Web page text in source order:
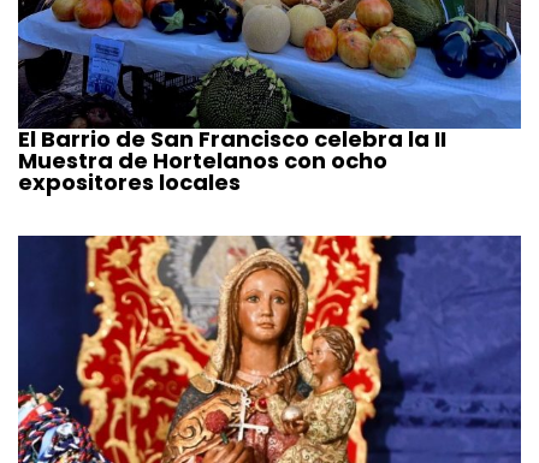
El Barrio de San Francisco celebra la II
Muestra de Hortelanos con ocho
expositores locales